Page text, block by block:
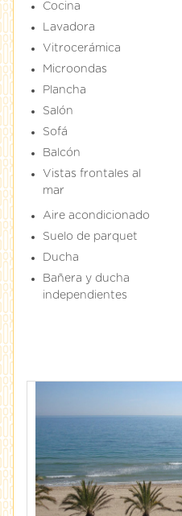
Cocina
Lavadora
Vitrocerámica
Microondas
Plancha
Salón
Sofá
Balcón
Vistas frontales al
mar
Aire acondicionado
Suelo de parquet
Ducha
Bañera y ducha
independientes